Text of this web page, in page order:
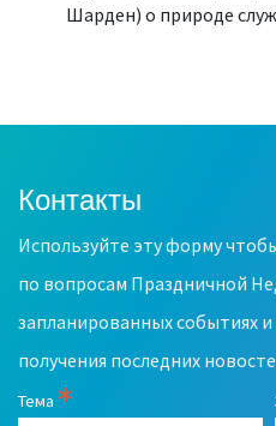
Шарден) о природе
Leave
field
Контакты
Используйте эту форму
по вопросам Праздничной
запланированных событиях и
получения последних
Тема